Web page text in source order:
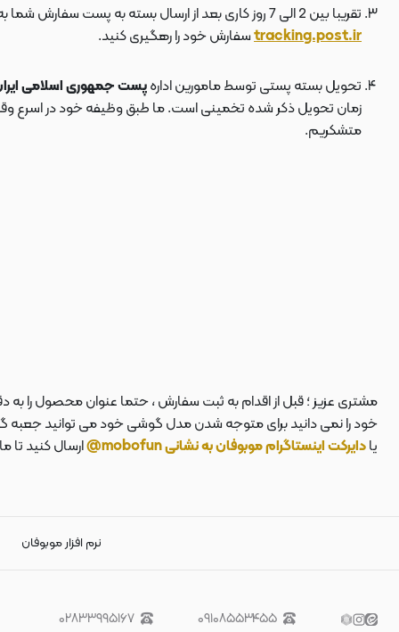
تقریبا بین 2 الی 7 روز کاری بعد از ارسال بسته به پست سفارش شما به دستتان می رسد . بعد از ارسال بسته به پست ، کد مرسوله هم برای شما پیامک می شود که توسط آن می توانید در سایت پست به نشانی
tracking.post.irسفارش خود را رهگیری کنید.
تحویل بسته پستی توسط مامورین ادارهپست جمهوری اسلامی
زمان تحویل ذکر شده تخمینی است. ما طبق وظیفه خود در اسرع وقت
متشکریم.
مشتری عزیز ؛ قبل از اقدام به ثبت سفارش ، حتما عنوان محصول را
خود را نمی دانید برای متوجه شدن مدل گوشی خود می توانید جعبه
یادایرکت اینستاگرام موبوفان به نشانی mobofun@ ارسال کنید
نرم افزار موبوفان
۰۹۱۰۸۵۵۳۴۵۵ ۰۲۸۳۳۹۹۵۱۶۷